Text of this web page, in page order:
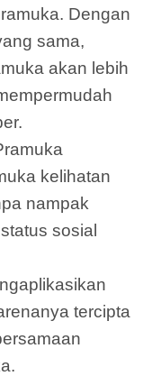
Dengan
sama,
akan lebih
kelihatan
nampak
sosial
tercipta